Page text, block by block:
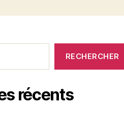
RECHERCHER
récents